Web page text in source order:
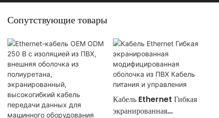
Сопутствующие товары
Кабель Ethernet Гибкая
экранированная